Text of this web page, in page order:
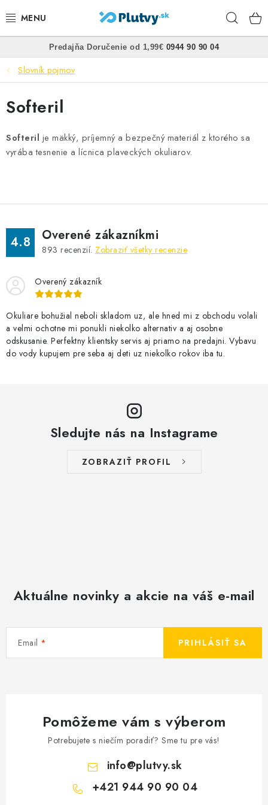
na
PLÁVANIE
ŠNORCHLOVANIE
FREEDIVING
SPEARFISHING
OBLEČENIE
OBUV
HRAČKY DO VODY
PODVODNÉ SKÚTRE
SAUNOVANIE
Predajňa• Doručenie od 1,99€• 0944 90 90 04
Slovník pojmov
Softeril
Softeril je mäkký, príjemný a bezpečný materiál z ktorého sa
vyrába tesnenie a lícnica plaveckých okuliarov.
4.8 Overené zákazníkmi
893 recenzií. Zobraziť všetky recenzie
Overený zákazník
Okuliare bohužial neboli skladom uz, ale hned mi z obchodu volali
a velmi ochotne mi ponukli niekolko alternativ a aj osobne
odskusanie. Perfektny klientsky servis aj priamo na predajni. Vybavu
do vody kupujem pre seba aj deti uz niekolko rokov iba tu.
Sledujte nás na Instagrame
ZOBRAZIŤ PROFIL
Aktuálne novinky a akcie na váš e-mail
Email PRIHLÁSIŤ SA
Pomôžeme vám s výberom
Potrebujete s niečím poradiť? Sme tu pre vás!
info@plutvy.sk
+421 944 90 90 04